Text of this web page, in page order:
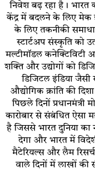
निवेश बढ़ रहा है। भारत
केंद्र में बदलने के लिए मेक
के लिए तकनीकी
स्टार्टअप संस्कृति को
मल्टीमॉडल कनेक्टिविटी
शक्ति और उद्योगों को
डिजिटल इंडिया
औद्योगिक क्रांति की
पिछले दिनों प्रधानमंत्री
कारोबार से संबंधित ऐसा
है जिससे भारत दुनिया
देगा और भारत में
मैटेरियल्स और लैम
वाले दिनों में लाखों की